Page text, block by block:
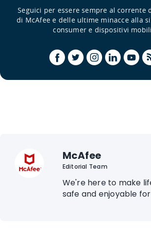
Seguici per essere sempre al corrente
di McAfee e delle ultime minacce alla
consumer e dispositivi
McAfee
Editorial Team
We're here to make
safe and enjoyable